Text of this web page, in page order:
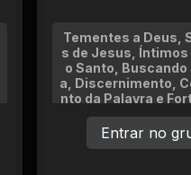
Tementes a Deus,
s de Jesus,
o Santo, Buscando
a, Discernimento,
nto da Palavra e
como Corpo da
Fé, Esperança,
spirituais.
Entrar no